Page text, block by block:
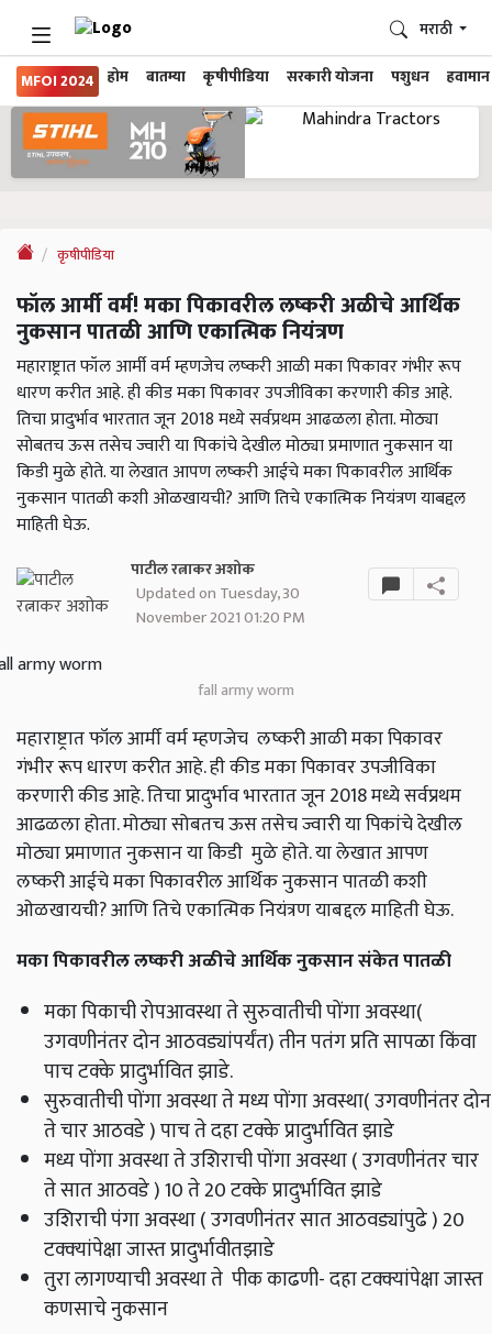
MFOI 2024 होम बातम्या कृषीपीडिया सरकारी योजना पशुधन हवामान
मराठी
कृषीपीडिया
फॉल आर्मी वर्म! मका पिकावरील लष्करी अळीचे आर्थिक
नुकसान पातळी आणि एकात्मिक नियंत्रण
महाराष्ट्रात फॉल आर्मी वर्म म्हणजेच लष्करी आळी मका पिकावर गंभीर रूप
धारण करीत आहे. ही कीड मका पिकावर उपजीविका करणारी कीड आहे.
तिचा प्रादुर्भाव भारतात जून 2018 मध्ये सर्वप्रथम आढळला होता. मोठ्या
सोबतच ऊस तसेच ज्वारी या पिकांचे देखील मोठ्या प्रमाणात नुकसान या
किडी मुळे होते. या लेखात आपण लष्करी आईचे मका पिकावरील आर्थिक
नुकसान पातळी कशी ओळखायची? आणि तिचे एकात्मिक नियंत्रण याबद्दल
माहिती घेऊ.
पाटील रत्नाकर अशोक
Updated on Tuesday, 30
November 2021 01:20 PM
fall army worm
महाराष्ट्रात फॉल आर्मी वर्म म्हणजेच लष्करी आळी मका पिकावर
गंभीर रूप धारण करीत आहे. ही कीड मका पिकावर उपजीविका
करणारी कीड आहे. तिचा प्रादुर्भाव भारतात जून 2018 मध्ये सर्वप्रथम
आढळला होता. मोठ्या सोबतच ऊस तसेच ज्वारी या पिकांचे देखील
मोठ्या प्रमाणात नुकसान या किडी मुळे होते. या लेखात आपण
लष्करी आईचे मका पिकावरील आर्थिक नुकसान पातळी कशी
ओळखायची? आणि तिचे एकात्मिक नियंत्रण याबद्दल माहिती घेऊ.
मका पिकावरील लष्करी अळीचे आर्थिक नुकसान संकेत पातळी
मका पिकाची रोपआवस्था ते सुरुवातीची पोंगा अवस्था(
उगवणीनंतर दोन आठवड्यांपर्यंत) तीन पतंग प्रति सापळा किंवा
पाच टक्के प्रादुर्भावित झाडे.
सुरुवातीची पोंगा अवस्था ते मध्य पोंगा अवस्था( उगवणीनंतर दोन
ते चार आठवडे ) पाच ते दहा टक्के प्रादुर्भावित झाडे
मध्य पोंगा अवस्था ते उशिराची पोंगा अवस्था ( उगवणीनंतर चार
ते सात आठवडे ) 10 ते 20 टक्के प्रादुर्भावित झाडे
उशिराची पंगा अवस्था ( उगवणीनंतर सात आठवड्यांपुढे ) 20
टक्‍क्‍यांपेक्षा जास्त प्रादुर्भावीतझाडे
तुरा लागण्याची अवस्था ते पीक काढणी- दहा टक्क्यांपेक्षा जास्त
कणसाचे नुकसान